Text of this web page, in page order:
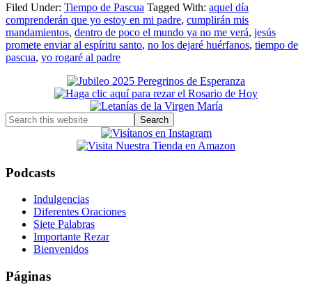
Filed Under: Tiempo de Pascua Tagged With: aquel día
comprenderán que yo estoy en mi padre, cumplirán mis
mandamientos, dentro de poco el mundo ya no me verá, jesús
promete enviar al espíritu santo, no los dejaré huérfanos, tiempo de
pascua, yo rogaré al padre
Primary
Sidebar
Search
this
Podcasts
Indulgencias
Diferentes Oraciones
Siete Palabras
Importante Rezar
Bienvenidos
Páginas